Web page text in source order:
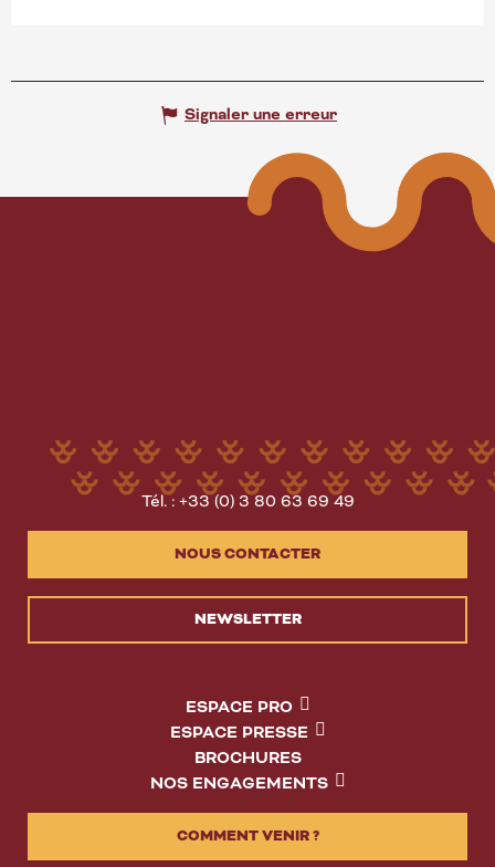
Signaler une erreur
Tél. : +33 (0) 3 80 63 69 49
NOUS CONTACTER
NEWSLETTER
ESPACE PRO
ESPACE PRESSE
BROCHURES
NOS ENGAGEMENTS
COMMENT VENIR ?